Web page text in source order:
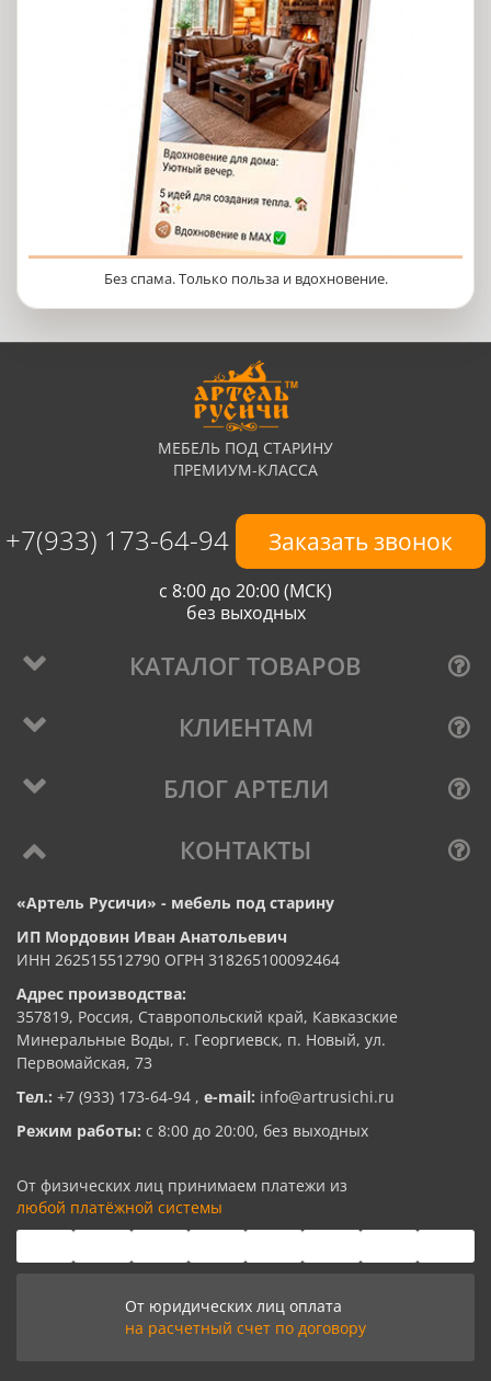
Без спама. Только польза и вдохновение.
МЕБЕЛЬ ПОД СТАРИНУ
ПРЕМИУМ-КЛАССА
+7(933) 173-64-94 Заказать звонок
с 8:00 до 20:00 (МСК)
без выходных
КАТАЛОГ ТОВАРОВ
КЛИЕНТАМ
БЛОГ АРТЕЛИ
КОНТАКТЫ
«Артель Русичи» - мебель под старину
ИП Мордовин Иван Анатольевич
ИНН 262515512790 ОГРН 318265100092464
Адрес производства:
357819, Россия, Ставропольский край, Кавказские
Минеральные Воды, г. Георгиевск, п. Новый, ул.
Первомайская, 73
Тел.: +7 (933) 173-64-94 , e-mail: info@artrusichi.ru
Режим работы: с 8:00 до 20:00, без выходных
От физических лиц принимаем платежи из
любой платёжной системы
От юридических лиц оплата
на расчетный счет по договору